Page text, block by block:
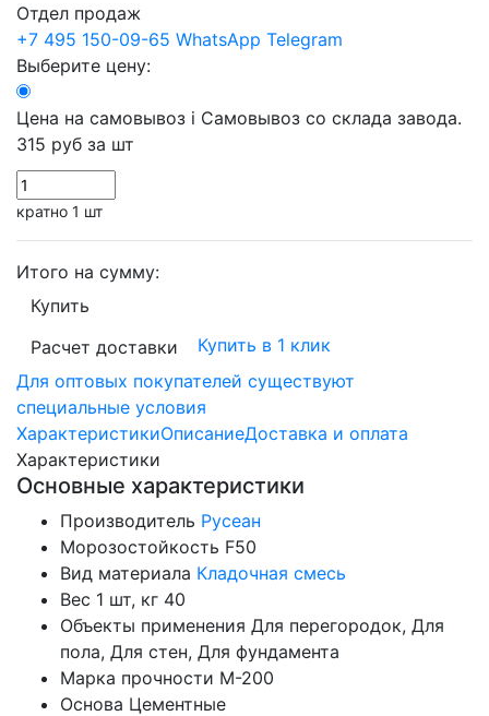
Отдел продаж
+7 495 150-09-65 WhatsApp Telegram
Выберите цену:
Цена на самовывоз i Самовывоз со склада завода.
315 руб за шт
кратно 1 шт
Итого на сумму:
Купить
Расчет доставки
Купить в 1 клик
Для оптовых покупателей существуют
специальные условия
ХарактеристикиОписаниеДоставка и оплата
Характеристики
Основные характеристики
Производитель Русеан
Морозостойкость F50
Вид материала Кладочная смесь
Вес 1 шт, кг 40
Объекты применения Для перегородок, Для
пола, Для стен, Для фундамента
Марка прочности М-200
Основа Цементные